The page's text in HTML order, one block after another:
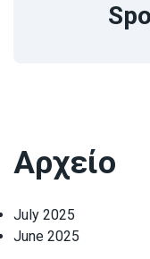
Αρχείο
July 2025
June 2025